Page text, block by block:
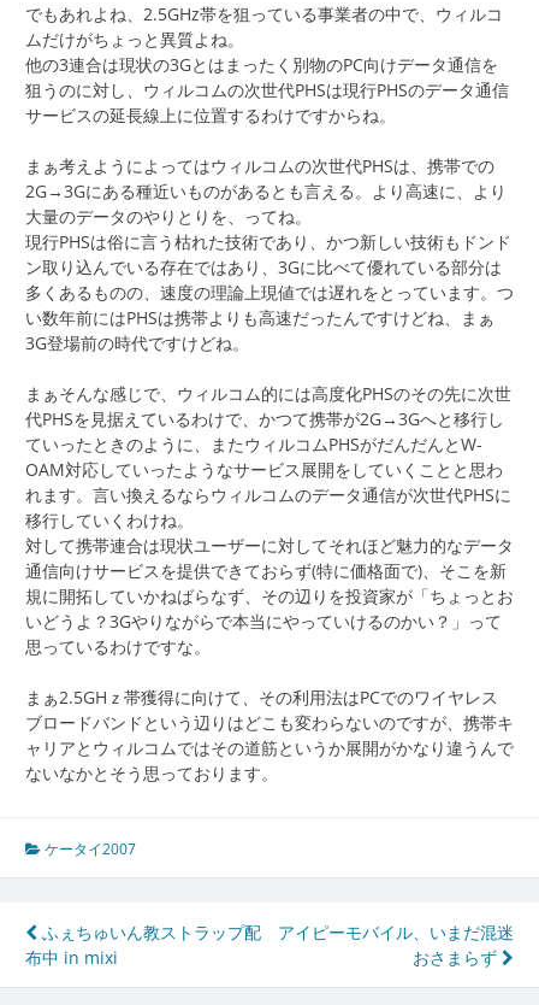
でもあれよね、2.5GHz帯を狙っている事業者の中で、ウィルコ
ムだけがちょっと異質よね。
他の3連合は現状の3Gとはまったく別物のPC向けデータ通信を
狙うのに対し、ウィルコムの次世代PHSは現行PHSのデータ通信
サービスの延長線上に位置するわけですからね。
まぁ考えようによってはウィルコムの次世代PHSは、携帯での
2G→3Gにある種近いものがあるとも言える。より高速に、より
大量のデータのやりとりを、ってね。
現行PHSは俗に言う枯れた技術であり、かつ新しい技術もドンド
ン取り込んでいる存在ではあり、3Gに比べて優れている部分は
多くあるものの、速度の理論上現値では遅れをとっています。つ
い数年前にはPHSは携帯よりも高速だったんですけどね、まぁ
3G登場前の時代ですけどね。
まぁそんな感じで、ウィルコム的には高度化PHSのその先に次世
代PHSを見据えているわけで、かつて携帯が2G→3Gへと移行し
ていったときのように、またウィルコムPHSがだんだんとW-
OAM対応していったようなサービス展開をしていくことと思わ
れます。言い換えるならウィルコムのデータ通信が次世代PHSに
移行していくわけね。
対して携帯連合は現状ユーザーに対してそれほど魅力的なデータ
通信向けサービスを提供できておらず(特に価格面で)、そこを新
規に開拓していかねばらなず、その辺りを投資家が「ちょっとお
いどうよ？3Gやりながらで本当にやっていけるのかい？」って
思っているわけですな。
まぁ2.5GHｚ帯獲得に向けて、その利用法はPCでのワイヤレス
ブロードバンドという辺りはどこも変わらないのですが、携帯キ
ャリアとウィルコムではその道筋というか展開がかなり違うんで
ないなかとそう思っております。
ケータイ2007
投
稿
ふぇちゅいん教ストラップ配
布中 in mixi
アイピーモバイル、いまだ混迷
おさまらず